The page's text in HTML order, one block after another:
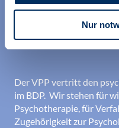
Nur
Der VPP vertritt den
im BDP. Wir stehen für
Psychotherapie, für
Zugehörigkeit zur